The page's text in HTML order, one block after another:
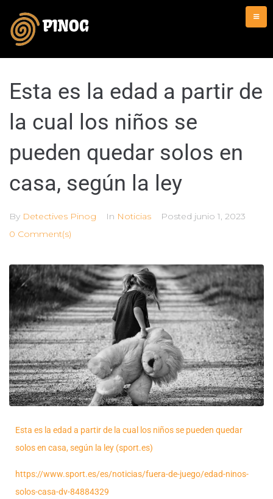
Esta es la edad a partir de
la cual los niños se
pueden quedar solos en
casa, según la ley
By Detectives Pinog In Noticias Posted junio 1, 2023
0 Comment(s)
Esta es la edad a partir de la cual los niños se pueden quedar
solos en casa, según la ley (sport.es)
https://www.sport.es/es/noticias/fuera-de-juego/edad-ninos-
solos-casa-dv-84884329